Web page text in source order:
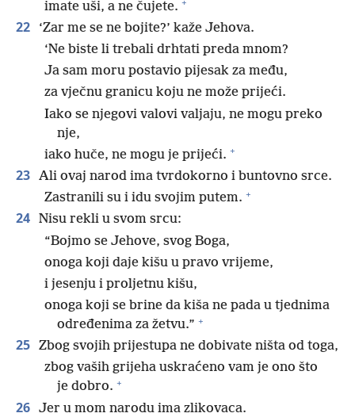
imate uši, a ne čujete.
22
‘Zar me se ne bojite?’ kaže Jehova.
‘Ne biste li trebali drhtati preda mnom?
Ja sam moru postavio pijesak za među,
za vječnu granicu koju ne može prijeći.
Iako se njegovi valovi valjaju, ne mogu preko
nje,
iako huče, ne mogu je prijeći. +
23 Ali ovaj narod ima tvrdokorno i buntovno srce.
Zastranili su i idu svojim putem. +
24 Nisu rekli u svom srcu:
“Bojmo se Jehove, svog Boga,
onoga koji daje kišu u pravo vrijeme,
i jesenju i proljetnu kišu,
onoga koji se brine da kiša ne pada u tjednima
određenima za žetvu.” +
25 Zbog svojih prijestupa ne dobivate ništa od toga,
zbog vaših grijeha uskraćeno vam je ono što
je dobro. +
26 Jer u mom narodu ima zlikovaca.